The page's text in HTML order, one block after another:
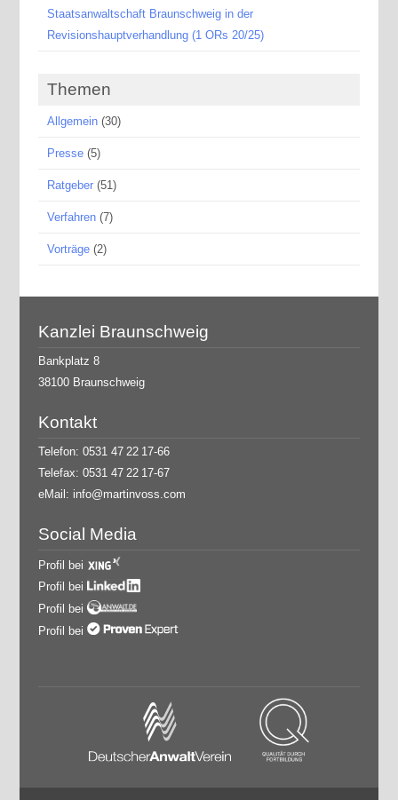
Staatsanwaltschaft Braunschweig in der
Revisionshauptverhandlung (1 ORs 20/25)
Themen
Allgemein(30)
Presse(5)
Ratgeber(51)
Verfahren(7)
Vorträge(2)
Kanzlei Braunschweig
Bankplatz 8
38100 Braunschweig
Kontakt
Telefon: 0531 47 22 17-66
Telefax: 0531 47 22 17-67
eMail: info@martinvoss.com
Social Media
Profil bei
Profil bei
Profil bei
Profil bei